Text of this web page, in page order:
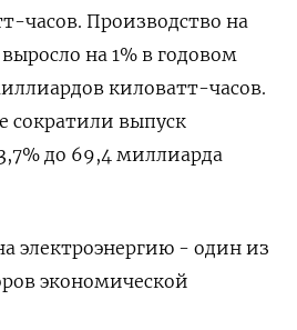
часов. Производство на
на 1% в годовом
киловатт-часов.
сократили выпуск
до 69,4 миллиарда
электроэнергию - один из
экономической